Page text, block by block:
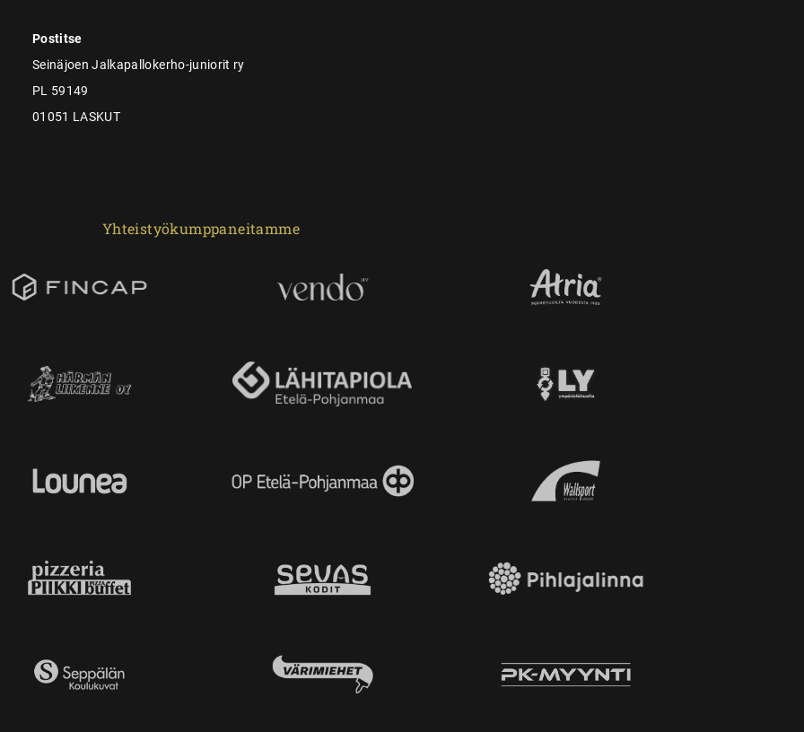
Postitse
Seinäjoen Jalkapallokerho-juniorit ry
PL 59149
01051 LASKUT
Yhteistyökumppaneitamme